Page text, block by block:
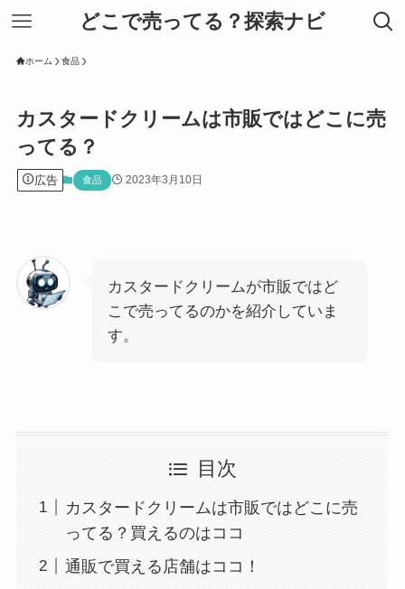
どこで売ってる？探索ナビ
ホーム 食品
カスタードクリームは市販ではどこに売
ってる？
広告 食品 2023年3月10日
カスタードクリームが市販ではど
こで売ってるのかを紹介していま
す。
目次
カスタードクリームは市販ではどこに売
ってる？買えるのはココ
通販で買える店舗はココ！